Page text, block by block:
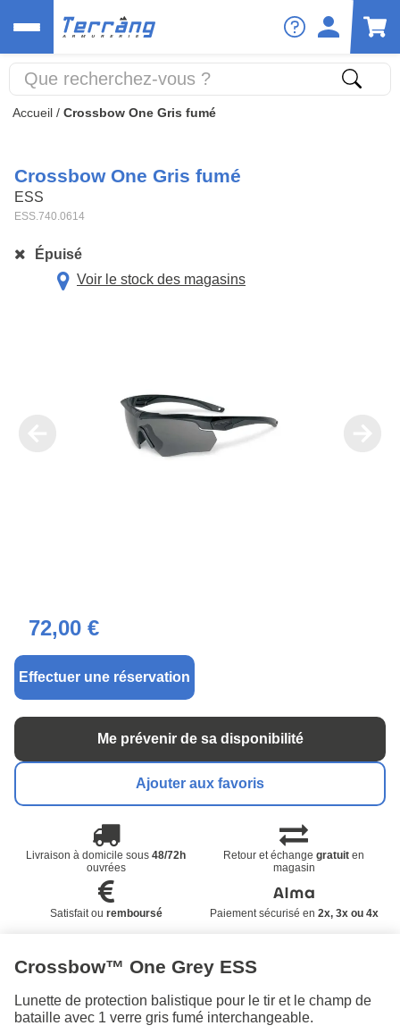
Accueil / Crossbow One Gris fumé
Crossbow One Gris fumé
ESS
ESS.740.0614
Épuisé
Voir le stock des magasins
72,00 €
Effectuer une réservation
Me prévenir de sa disponibilité
Ajouter aux favoris
Livraison à domicile sous48/72h
ouvrées
Retour et échangegratuit en
magasin
Satisfait ou remboursé Paiement sécurisé en 2x, 3x ou 4x
Crossbow™ One Grey ESS
Lunette de protection balistique pour le tir et le champ de
bataille avec 1 verre gris fumé interchangeable.